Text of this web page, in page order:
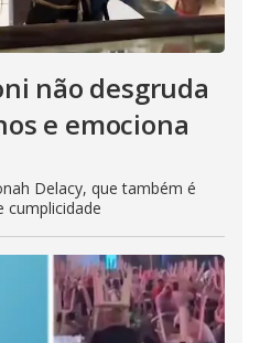
não desgruda
e emociona
Delacy, que também é